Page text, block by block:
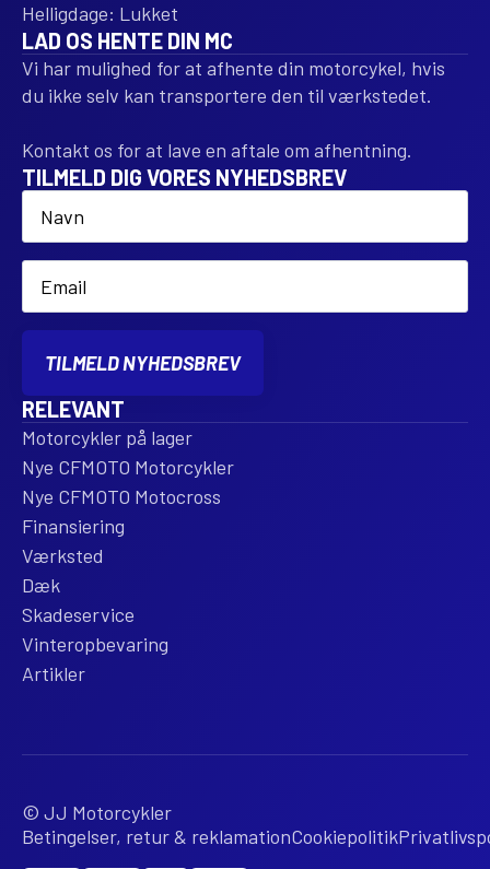
Helligdage: Lukket
LAD OS HENTE DIN MC
Vi har mulighed for at afhente din motorcykel, hvis
du ikke selv kan transportere den til værkstedet.
Kontakt os for at lave en aftale om afhentning.
TILMELD DIG VORES NYHEDSBREV
Name
Email
TILMELD NYHEDSBREV
RELEVANT
Motorcykler på lager
Nye CFMOTO Motorcykler
Nye CFMOTO Motocross
Finansiering
Værksted
Dæk
Skadeservice
Vinteropbevaring
Artikler
© JJ Motorcykler
Betingelser, retur & reklamationCookiepolitik